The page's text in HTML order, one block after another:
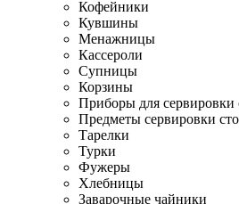
Кофейники
Кувшины
Менажницы
Кассероли
Супницы
Корзины
Приборы для сервировки
Предметы сервировки
Тарелки
Турки
Фужеры
Хлебницы
Заварочные чайники